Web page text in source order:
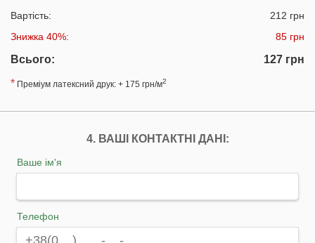
Вартість:
212 грн
Знижка 40%:
85 грн
Всього:
127 грн
* Преміум латексний друк: + 175 грн/м2
4. ВАШІ КОНТАКТНІ ДАНІ:
Ваше ім'я
Телефон